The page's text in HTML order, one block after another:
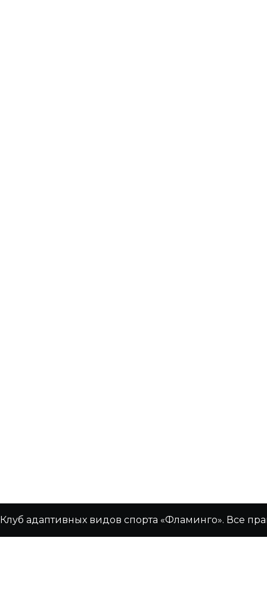
Клуб адаптивных видов спорта «Фламинго». Все